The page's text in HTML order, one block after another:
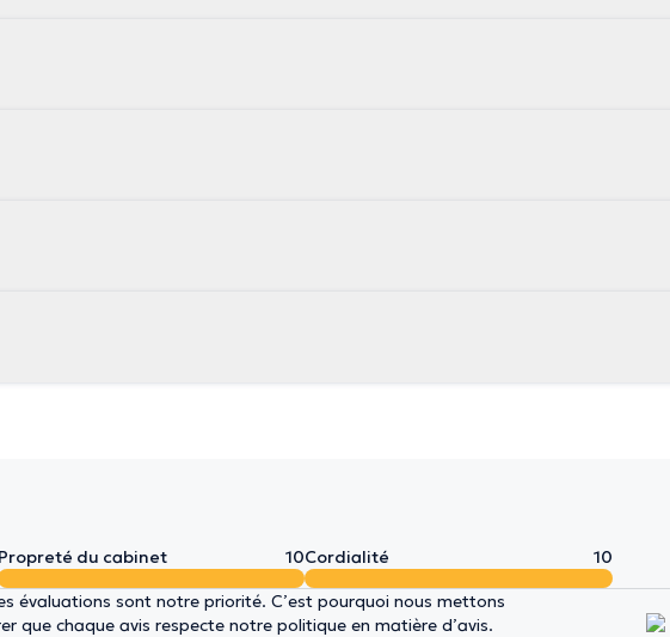
Propreté du cabinet 10Cordialité 10
évaluations sont notre priorité. C’est pourquoi nous mettons
que chaque avis respecte notre politique en matière d’avis.